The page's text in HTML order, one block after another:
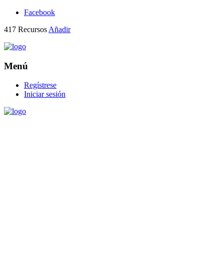
Facebook
417 Recursos Añadir
Menú
Regístrese
Iniciar sesión